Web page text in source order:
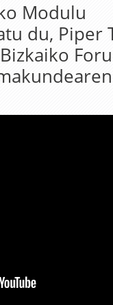
Modulu
du, Piper
Foru